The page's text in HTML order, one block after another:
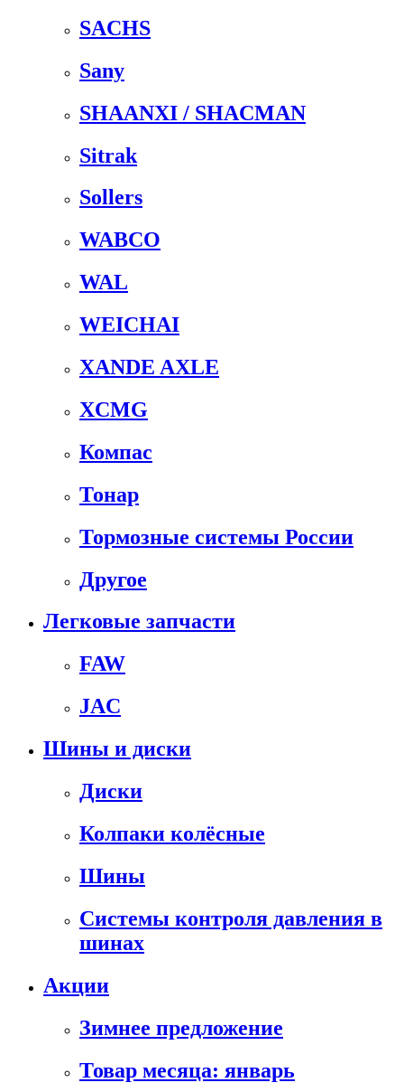
SACHS
Sany
SHAANXI / SHACMAN
Sitrak
Sollers
WABCO
WAL
WEICHAI
XANDE AXLE
XCMG
Компас
Тонар
Тормозные системы России
Другое
Легковые запчасти
FAW
JAC
Шины и диски
Диски
Колпаки колёсные
Шины
Системы контроля давления в
шинах
Акции
Зимнее предложение
Товар месяца: январь